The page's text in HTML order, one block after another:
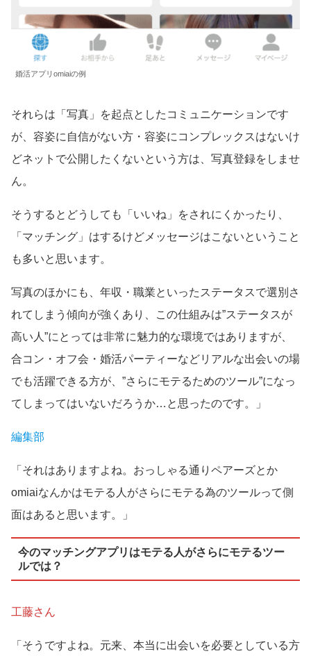
婚活アプリomiaiの例
それらは「写真」を起点としたコミュニケーションです
が、容姿に自信がない方・容姿にコンプレックスはないけ
どネットで公開したくないという方は、写真登録をしませ
ん。
そうするとどうしても「いいね」をされにくかったり、
「マッチング」はするけどメッセージはこないということ
も多いと思います。
写真のほかにも、年収・職業といったステータスで選別さ
れてしまう傾向が強くあり、この仕組みは”ステータスが
高い人”にとっては非常に魅力的な環境ではありますが、
合コン・オフ会・婚活パーティーなどリアルな出会いの場
でも活躍できる方が、”さらにモテるためのツール”になっ
てしまってはいないだろうか…と思ったのです。」
編集部
「それはありますよね。おっしゃる通りペアーズとか
omiaiなんかはモテる人がさらにモテる為のツールって側
面はあると思います。」
今のマッチングアプリはモテる人がさらにモテるツー
ルでは？
工藤さん
「そうですよね。元来、本当に出会いを必要としている方